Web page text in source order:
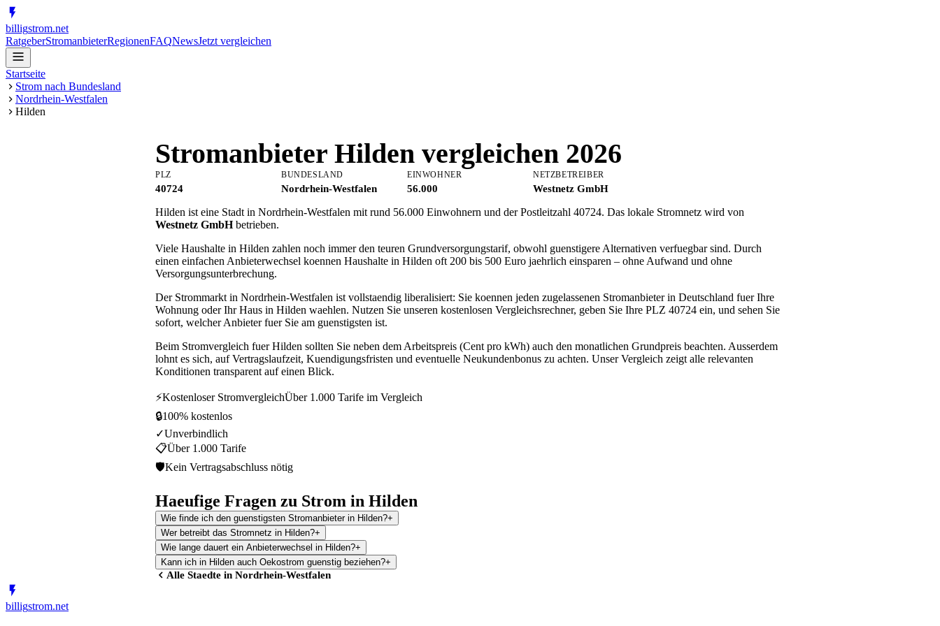
billigstrom.net
RatgeberStromanbieterRegionenFAQNewsJetzt vergleichen
Startseite
Strom nach Bundesland
Nordrhein-Westfalen
Hilden
Stromanbieter Hilden vergleichen 2026
PLZ
40724
BUNDESLAND
Nordrhein-Westfalen
EINWOHNER
56.000
NETZBETREIBER
Westnetz GmbH
Hilden ist eine Stadt in Nordrhein-Westfalen mit rund 56.000 Einwohnern und der Postleitzahl 40724. Das lokale Stromnetz wird von
Westnetz GmbHbetrieben.
Viele Haushalte in Hilden zahlen noch immer den teuren Grundversorgungstarif, obwohl guenstigere Alternativen verfuegbar sind. Durch
einen einfachen Anbieterwechsel koennen Haushalte in Hilden oft 200 bis 500 Euro jaehrlich einsparen – ohne Aufwand und ohne
Versorgungsunterbrechung.
Der Strommarkt in Nordrhein-Westfalen ist vollstaendig liberalisiert: Sie koennen jeden zugelassenen Stromanbieter in Deutschland fuer Ihre
Wohnung oder Ihr Haus in Hilden waehlen. Nutzen Sie unseren kostenlosen Vergleichsrechner, geben Sie Ihre PLZ 40724 ein, und sehen Sie
sofort, welcher Anbieter fuer Sie am guenstigsten ist.
Beim Stromvergleich fuer Hilden sollten Sie neben dem Arbeitspreis (Cent pro kWh) auch den monatlichen Grundpreis beachten. Ausserdem
lohnt es sich, auf Vertragslaufzeit, Kuendigungsfristen und eventuelle Neukundenbonus zu achten. Unser Vergleich zeigt alle relevanten
Konditionen transparent auf einen Blick.
⚡Kostenloser StromvergleichÜber 1.000 Tarife im Vergleich
🔒100% kostenlos
✓Unverbindlich
📋Über 1.000 Tarife
🛡Kein Vertragsabschluss nötig
Haeufige Fragen zu Strom in Hilden
Wie finde ich den guenstigsten Stromanbieter in Hilden?+
Wer betreibt das Stromnetz in Hilden?+
Wie lange dauert ein Anbieterwechsel in Hilden?+
Kann ich in Hilden auch Oekostrom guenstig beziehen?+
Alle Staedte in Nordrhein-Westfalen
billigstrom.net